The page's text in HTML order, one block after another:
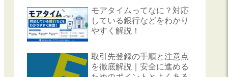
モアタイムってなに？対応
している銀行などをわかり
やすく解説！
取引先登録の手順と注意点
を徹底解説｜安全に進める